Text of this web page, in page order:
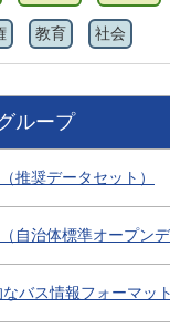
教育 社会
ループ
推奨データセット）
自治体標準オープンデ
バス情報フォーマット